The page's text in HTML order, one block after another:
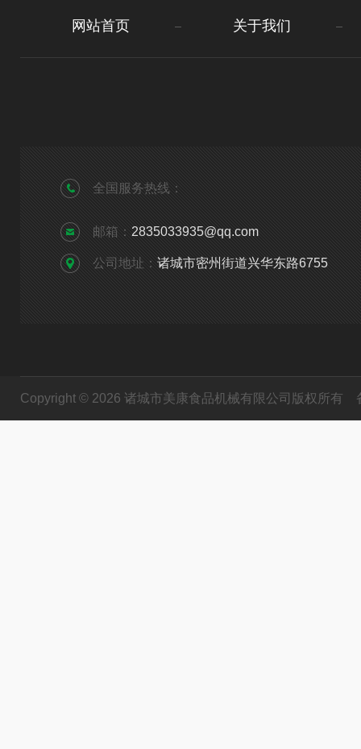
网站首页 关于我们
全国服务热线：
邮箱： 2835033935@qq.com
公司地址： 诸城市密州街道兴华东路6755
Copyright © 2026 诸城市美康食品机械有限公司版权所有